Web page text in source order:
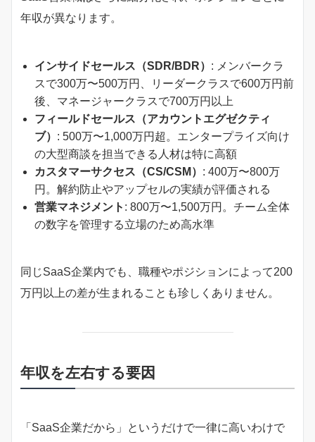
年収が異なります。
インサイドセールス（SDR/BDR） : メンバークラ
スで300万〜500万円、リーダークラスで600万円前
後、マネージャークラスで700万円以上
フィールドセールス（アカウントエグゼクティ
ブ） : 500万〜1,000万円超。エンタープライズ向け
の大型商談を担当できる人材は特に高額
カスタマーサクセス（CS/CSM） : 400万〜800万
円。解約防止やアップセルの実績が評価される
営業マネジメント : 800万〜1,500万円。チーム全体
の数字を管理する立場のため高水準
同じSaaS企業内でも、職種やポジションによって200
万円以上の差が生まれることも珍しくありません。
年収を左右する要因
「SaaS企業だから」というだけで一律に高いわけで